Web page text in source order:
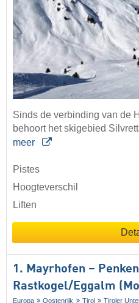
Sinds de verbinding van de
behoort het skigebied
meer
Pistes
Hoogteverschil
Liften
1. Mayrhofen –
Rastkogel/​Eggalm
Europa Oostenrijk Tirol Tiroler